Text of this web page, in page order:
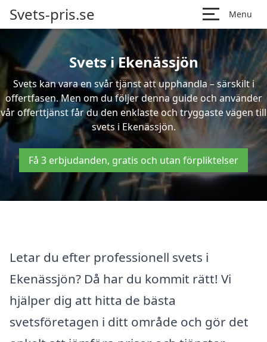
Svets-pris.se Menu
Svets i Ekenässjön
Svets kan vara en svår tjänst att upphandla – särskilt i
offertfasen. Men om du följer denna guide och använder
vår offerttjänst får du den enklaste och tryggaste vägen till
svets i Ekenässjön.
Få 3 erbjudanden, gratis och utan förpliktelser
Letar du efter professionell svets i
Ekenässjön? Då har du kommit rätt! Vi
hjälper dig att hitta de bästa
svetsföretagen i ditt område och gör det